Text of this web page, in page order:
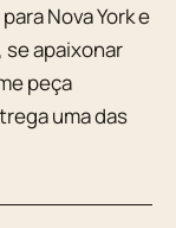
Nova York e
apaixonar
peça
uma das